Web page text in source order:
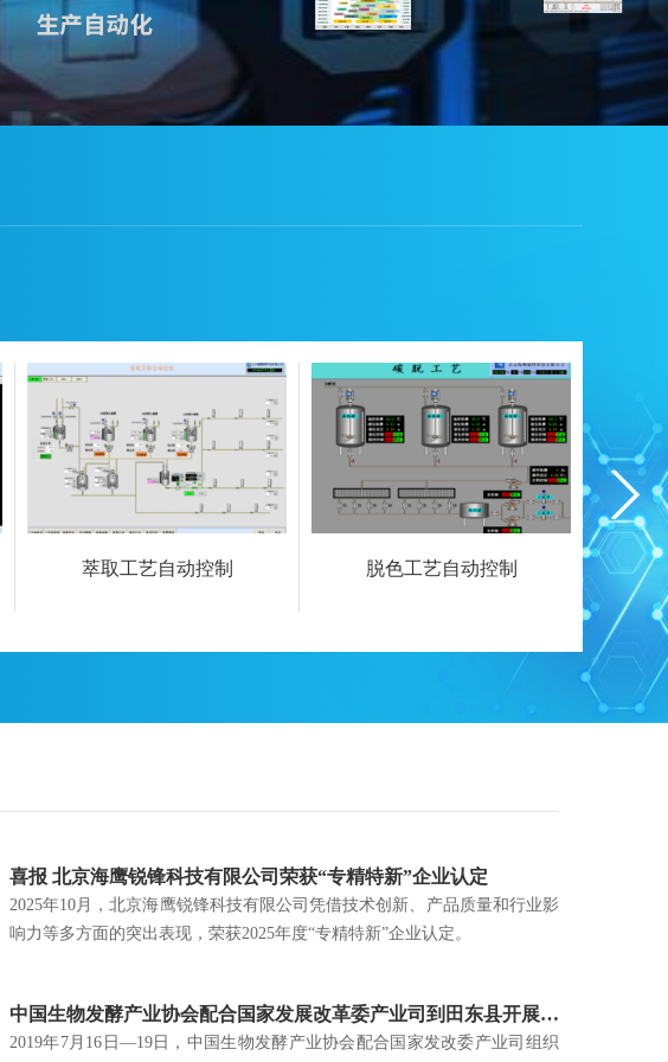
萃取工艺自动控制 脱色工艺自动控制 等
喜报 北京海鹰锐锋科技有限公司荣获“专精特新”企业认定
2025年10月，北京海鹰锐锋科技有限公司凭借技术创新、产品质量和行业影
响力等多方面的突出表现，荣获2025年度“专精特新”企业认定。
中国生物发酵产业协会配合国家发展改革委产业司到田东县开展特色产业培育发展调研
2019年7月16日—19日，中国生物发酵产业协会配合国家发改委产业司组织